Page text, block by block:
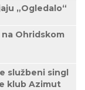
„Ogledalo“
Ohridskom
službeni singl
klub Azimut